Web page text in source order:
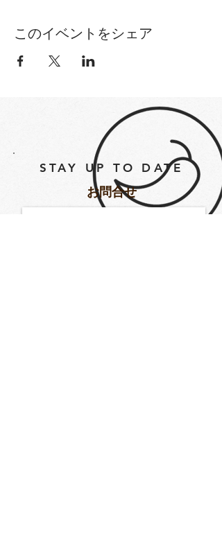
このイベントをシェア
STAY UP TO DATE
​お問合せ